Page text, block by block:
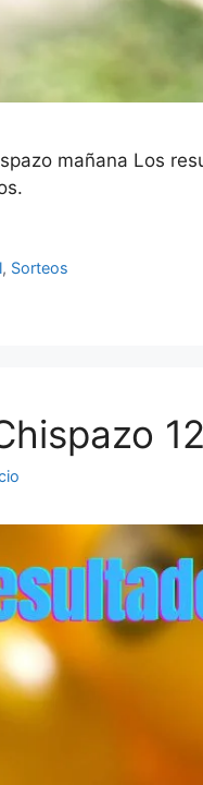
mañana Los
, Sorteos